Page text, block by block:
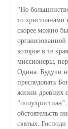
"Но
то христианами
скорее можно
которое в те
миссионеры,
Одина. Будучи
преследовать
жизни древних
обстоятельств
святых,